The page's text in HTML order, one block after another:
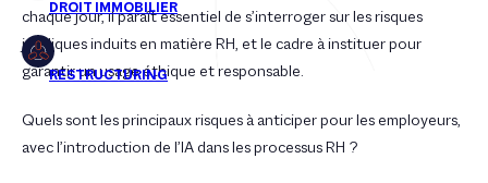
chaque jour, il paraît essentiel de s’interroger sur les risques
juridiques induits en matière RH, et le cadre à instituer pour
garantir un usage éthique et responsable.
Quels sont les principaux risques à anticiper pour les employeurs,
avec l’introduction de l’IA dans les processus RH ?